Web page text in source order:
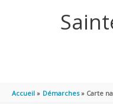
Accueil Démarches Carte